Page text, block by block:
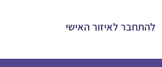
להתחבר לאיזור האישי